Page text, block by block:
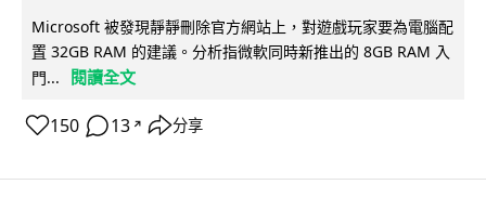
Microsoft 被發現靜靜刪除官方網站上，對遊戲玩家要為電腦配
置 32GB RAM 的建議。分析指微軟同時新推出的 8GB RAM 入
門...
閱讀全文
150 13 ↗ 分享